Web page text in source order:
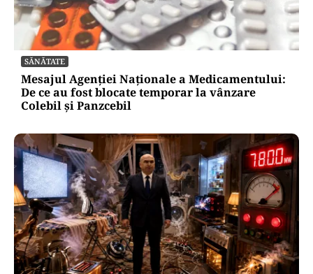
SĂNĂTATE
Mesajul Agenției Naționale a Medicamentului:
De ce au fost blocate temporar la vânzare
Colebil și Panzcebil